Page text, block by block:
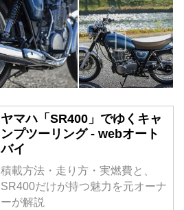
ヤマハ「SR400」でゆくキャ
ンプツーリング - webオート
バイ
積載方法・走り方・実燃費と、
SR400だけが持つ魅力を元オーナ
ーが解説